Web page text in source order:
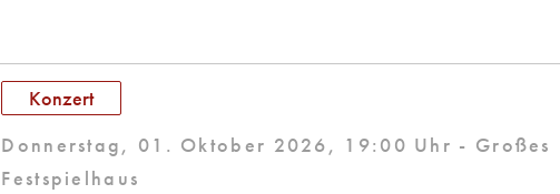
Konzert
Donnerstag, 01. Oktober 2026, 19:00 Uhr - Großes
Festspielhaus